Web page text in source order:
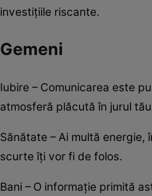
investițiile riscante.
Gemeni
Iubire – Comunicarea este
atmosferă plăcută în jurul
Sănătate – Ai multă
scurte îți vor fi de folos.
Bani – O informație primită